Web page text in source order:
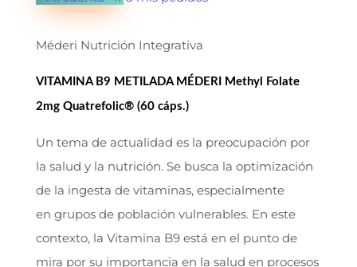
Méderi Nutrición Integrativa
VITAMINA B9 METILADA MÉDERI Methyl Folate
2mg Quatrefolic® (60 cáps.)
Un tema de actualidad es la preocupación por
la salud y la nutrición. Se busca la optimización
de la ingesta de vitaminas, especialmente
en grupos de población vulnerables. En este
contexto, la Vitamina B9 está en el punto de
mira por su importancia en la salud en procesos